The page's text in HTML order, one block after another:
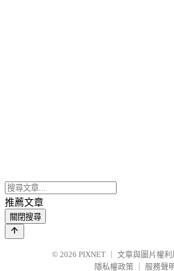
推薦文章
關閉搜尋
© 2026 PIXNET
文章與圖片權
隱私權政策
服務聲